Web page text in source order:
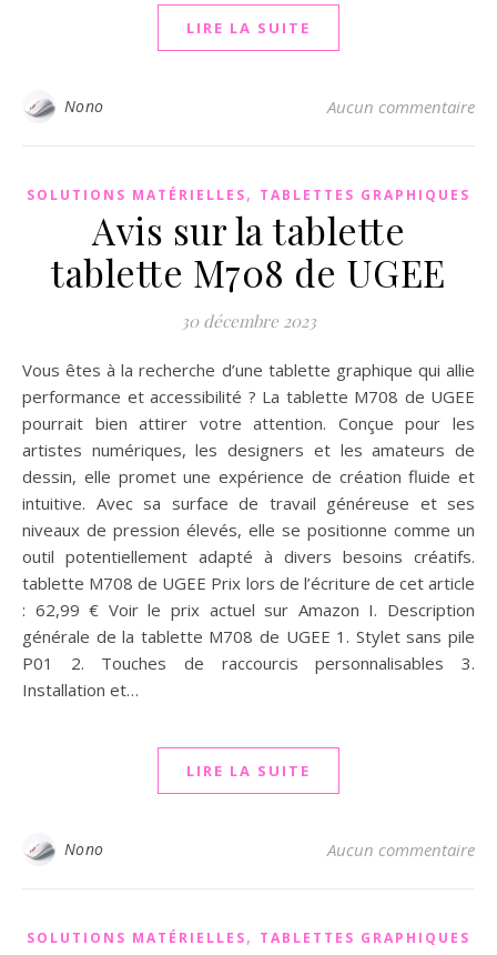
LIRE LA SUITE
Nono Aucun commentaire
SOLUTIONS MATÉRIELLES, TABLETTES GRAPHIQUES
Avis sur la tablette
tablette M708 de UGEE
30 décembre 2023
Vous êtes à la recherche d’une tablette graphique qui allie
performance et accessibilité ? La tablette M708 de UGEE
pourrait bien attirer votre attention. Conçue pour les
artistes numériques, les designers et les amateurs de
dessin, elle promet une expérience de création fluide et
intuitive. Avec sa surface de travail généreuse et ses
niveaux de pression élevés, elle se positionne comme un
outil potentiellement adapté à divers besoins créatifs.
tablette M708 de UGEE Prix lors de l’écriture de cet article
: 62,99 € Voir le prix actuel sur Amazon I. Description
générale de la tablette M708 de UGEE 1. Stylet sans pile
P01 2. Touches de raccourcis personnalisables 3.
Installation et…
LIRE LA SUITE
Nono Aucun commentaire
SOLUTIONS MATÉRIELLES, TABLETTES GRAPHIQUES